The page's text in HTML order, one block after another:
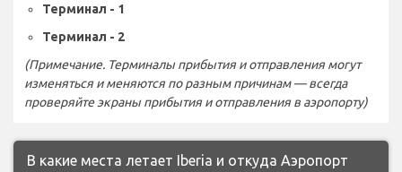
Терминал - 1
Терминал - 2
(Примечание. Терминалы прибытия и отправления могут
изменяться и меняются по разным причинам — всегда
проверяйте экраны прибытия и отправления в аэропорту)
В какие места летает Iberia и откуда Аэропорт